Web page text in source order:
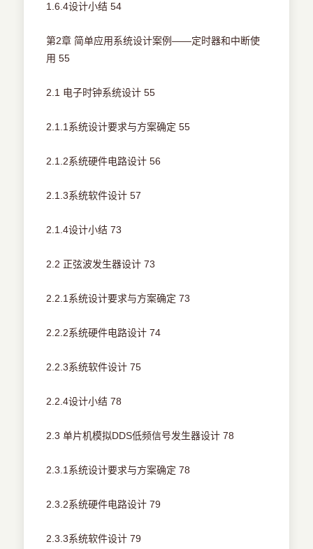
1.6.4设计小结 54
第2章 简单应用系统设计案例——定时器和中断使
用 55
2.1 电子时钟系统设计 55
2.1.1系统设计要求与方案确定 55
2.1.2系统硬件电路设计 56
2.1.3系统软件设计 57
2.1.4设计小结 73
2.2 正弦波发生器设计 73
2.2.1系统设计要求与方案确定 73
2.2.2系统硬件电路设计 74
2.2.3系统软件设计 75
2.2.4设计小结 78
2.3 单片机模拟DDS低频信号发生器设计 78
2.3.1系统设计要求与方案确定 78
2.3.2系统硬件电路设计 79
2.3.3系统软件设计 79